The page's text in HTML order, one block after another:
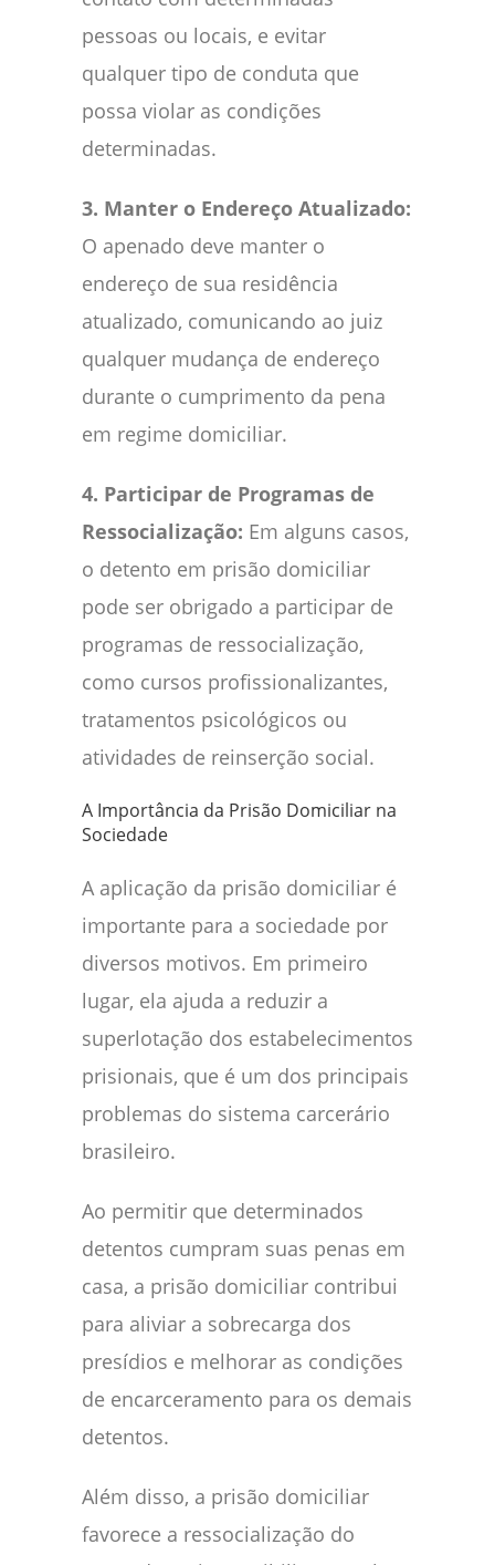
pessoas ou locais, e evitar
qualquer tipo de conduta que
possa violar as condições
determinadas.
3. Manter o Endereço Atualizado:
O apenado deve manter o
endereço de sua residência
atualizado, comunicando ao juiz
qualquer mudança de endereço
durante o cumprimento da pena
em regime domiciliar.
4. Participar de Programas de
Ressocialização: Em alguns casos,
o detento em prisão domiciliar
pode ser obrigado a participar de
programas de ressocialização,
como cursos profissionalizantes,
tratamentos psicológicos ou
atividades de reinserção social.
A Importância da Prisão Domiciliar na
Sociedade
A aplicação da prisão domiciliar é
importante para a sociedade por
diversos motivos. Em primeiro
lugar, ela ajuda a reduzir a
superlotação dos estabelecimentos
prisionais, que é um dos principais
problemas do sistema carcerário
brasileiro.
Ao permitir que determinados
detentos cumpram suas penas em
casa, a prisão domiciliar contribui
para aliviar a sobrecarga dos
presídios e melhorar as condições
de encarceramento para os demais
detentos.
Além disso, a prisão domiciliar
favorece a ressocialização do